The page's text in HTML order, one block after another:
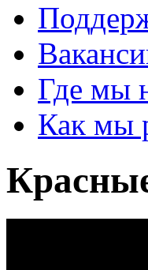
Где мы
Как мы